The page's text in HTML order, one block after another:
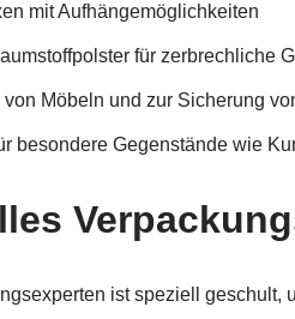
mit Aufhängemöglichkeiten
für zerbrechliche
Möbeln und zur Sicherung
besondere Gegenstände wie
ist speziell